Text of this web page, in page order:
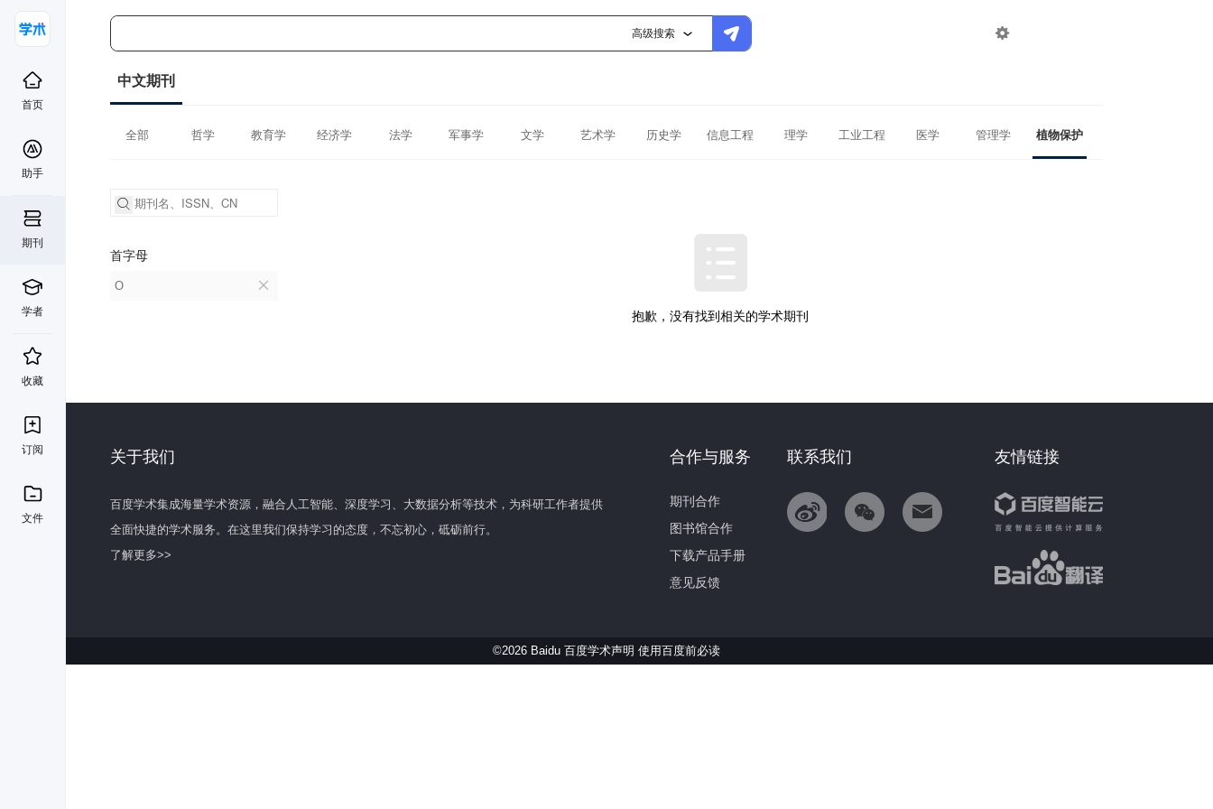
高级搜索 
首页
助手
期刊
学者
收藏
订阅
文件
中文期刊
全部 哲学 教育学 经济学 法学 军事学 文学 艺术学 历史学 信息工程 理学 工业工程 医学 管理学 植物保护
首字母
O
抱歉，没有找到相关的学术期刊
关于我们
百度学术集成海量学术资源，融合人工智能、深度学习、大数据分析等技术，为科研工作者提供
全面快捷的学术服务。在这里我们保持学习的态度，不忘初心，砥砺前行。
了解更多>>
友情链接
联系我们
合作与服务
期刊合作
图书馆合作
下载产品手册
意见反馈
©2026 Baidu 百度学术声明 使用百度前必读